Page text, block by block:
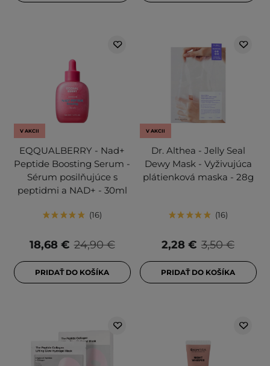
V AKCII
EQQUALBERRY - Nad+
Peptide Boosting Serum -
Sérum posilňujúce s
peptidmi a NAD+ - 30ml
16
24,90 €
18,68 €
PRIDAŤ DO KOŠÍKA
V AKCII
Dr. Althea - Jelly Seal
Dewy Mask - Vyživujúca
plátienková maska - 28g
16
3,50 €
2,28 €
PRIDAŤ DO KOŠÍKA